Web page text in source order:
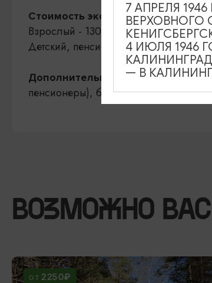
Стоимость экскурсии:
Взрослый - 1300 рублей.
Детский, пенсионный - 1200 рублей.
Дополнительно оплачивается:
пенсионеры), билет Форт №I
ВОЗМОЖНО
ОТ 1500₽
7 АПРЕЛЯ
ВЕРХОВНОГО
4 ИЮЛЯ 1946
— В